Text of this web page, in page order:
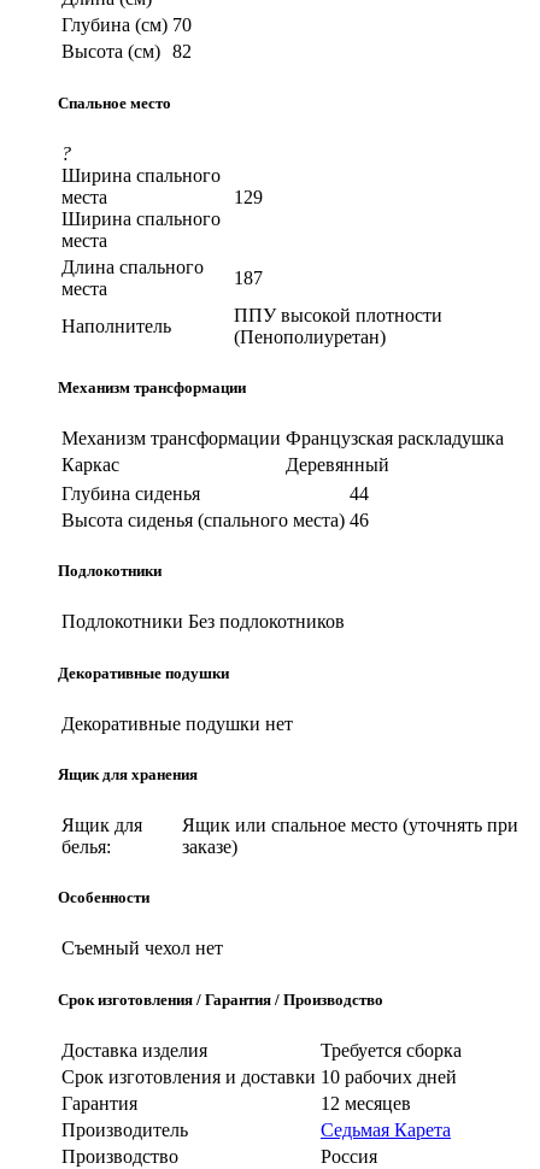
Глубина (см) 70
Высота (см) 82
Спальное место
?
Ширина спального
места
Ширина спального
места
129
Длина спального
места
187
Наполнитель
ППУ высокой плотности
(Пенополиуретан)
Механизм трансформации
Механизм трансформации Французская раскладушка
Каркас
Деревянный
Глубина сиденья
44
Высота сиденья (спального места) 46
Подлокотники
Подлокотники Без подлокотников
Декоративные подушки
Декоративные подушки нет
Ящик для хранения
Ящик для
белья:
Ящик или спальное место (уточнять при
заказе)
Особенности
Съемный чехол нет
Срок изготовления / Гарантия / Производство
Доставка изделия
Требуется сборка
Срок изготовления и доставки 10 рабочих дней
Гарантия
12 месяцев
Производитель
Седьмая Карета
Производство
Россия